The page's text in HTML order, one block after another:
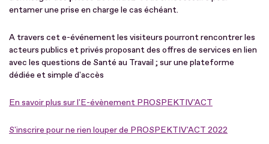
entamer une prise en charge le cas échéant.
A travers cet e-événement les visiteurs pourront rencontrer les
acteurs publics et privés proposant des offres de services en lien
avec les questions de Santé au Travail ; sur une plateforme
dédiée et simple d'accès
En savoir plus sur l'E-évènement PROSPEKTIV'ACT
S'inscrire pour ne rien louper de PROSPEKTIV'ACT 2022